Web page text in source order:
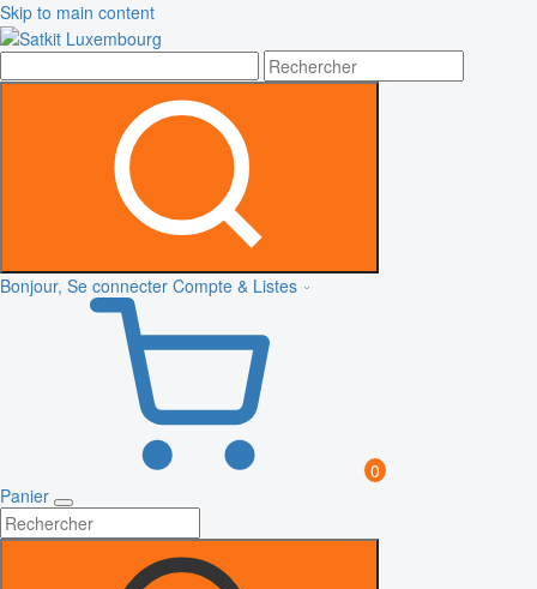
Skip to main content
Bonjour, Se connecter Compte & Listes
0
Panier